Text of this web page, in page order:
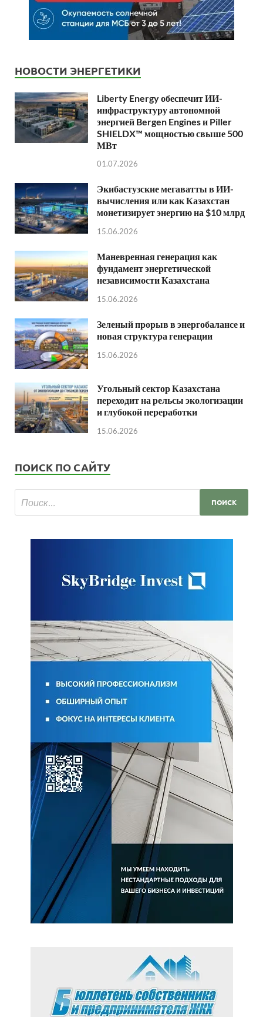
НОВОСТИ ЭНЕРГЕТИКИ
Liberty Energy обеспечит ИИ-
инфраструктуру автономной
энергией Bergen Engines и Piller
SHIELDX™ мощностью свыше 500
МВт
01.07.2026
Экибастузские мегаватты в ИИ-
вычисления или как Казахстан
монетизирует энергию на $10 млрд
15.06.2026
Маневренная генерация как
фундамент энергетической
независимости Казахстана
15.06.2026
Зеленый прорыв в энергобалансе и
новая структура генерации
15.06.2026
Угольный сектор Казахстана
переходит на рельсы экологизации
и глубокой переработки
15.06.2026
ПОИСК ПО САЙТУ